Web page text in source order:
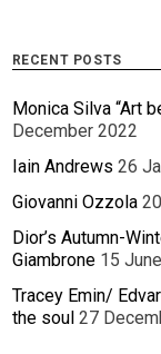
RECENT POSTS
Monica Silva “Art
December 2022
Iain Andrews 26
Giovanni Ozzola
Dior’s Autumn-
Giambrone 15
Tracey Emin/
the soul 27